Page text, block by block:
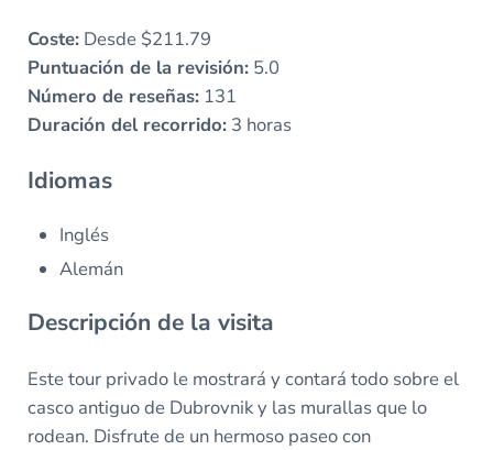
Coste:Desde $211.79
Puntuación de la revisión:5.0
Número de reseñas:131
Duración del recorrido:3 horas
Idiomas
Inglés
Alemán
Descripción de la visita
Este tour privado le mostrará y contará todo sobre el
casco antiguo de Dubrovnik y las murallas que lo
rodean. Disfrute de un hermoso paseo con